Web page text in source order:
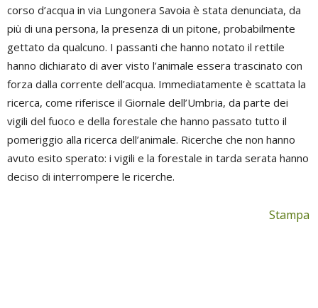
corso d’acqua in via Lungonera Savoia è stata denunciata, da
più di una persona, la presenza di un pitone, probabilmente
gettato da qualcuno. I passanti che hanno notato il rettile
hanno dichiarato di aver visto l’animale essera trascinato con
forza dalla corrente dell’acqua. Immediatamente è scattata la
ricerca, come riferisce il Giornale dell’Umbria, da parte dei
vigili del fuoco e della forestale che hanno passato tutto il
pomeriggio alla ricerca dell’animale. Ricerche che non hanno
avuto esito sperato: i vigili e la forestale in tarda serata hanno
deciso di interrompere le ricerche.
Stampa